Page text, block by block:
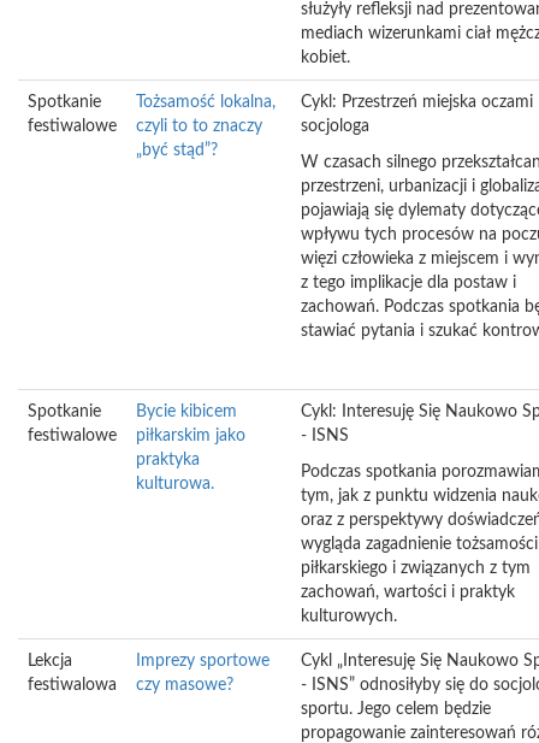
służyły refleksji nad
mediach wizerunkami ciał
kobiet.
Spotkanie
festiwalowe
Tożsamość lokalna,
czyli to to znaczy
„być stąd”?
Cykl: Przestrzeń miejska oczami
socjologa
W czasach silnego
przestrzeni, urbanizacji i
pojawiają się dylematy
wpływu tych procesów na
więzi człowieka z miejscem i
z tego implikacje dla postaw i
zachowań. Podczas spotkania
stawiać pytania i szukać
Spotkanie
festiwalowe
Bycie kibicem
piłkarskim jako
praktyka
kulturowa.
Cykl: Interesuję Się Naukowo
- ISNS
Podczas spotkania
tym, jak z punktu widzenia
oraz z perspektywy
wygląda zagadnienie
piłkarskiego i związanych z tym
zachowań, wartości i praktyk
kulturowych.
Lekcja
festiwalowa
Imprezy sportowe
czy masowe?
Cykl „Interesuję Się Naukowo
- ISNS” odnosiłyby się do
sportu. Jego celem będzie
propagowanie zainteresowań